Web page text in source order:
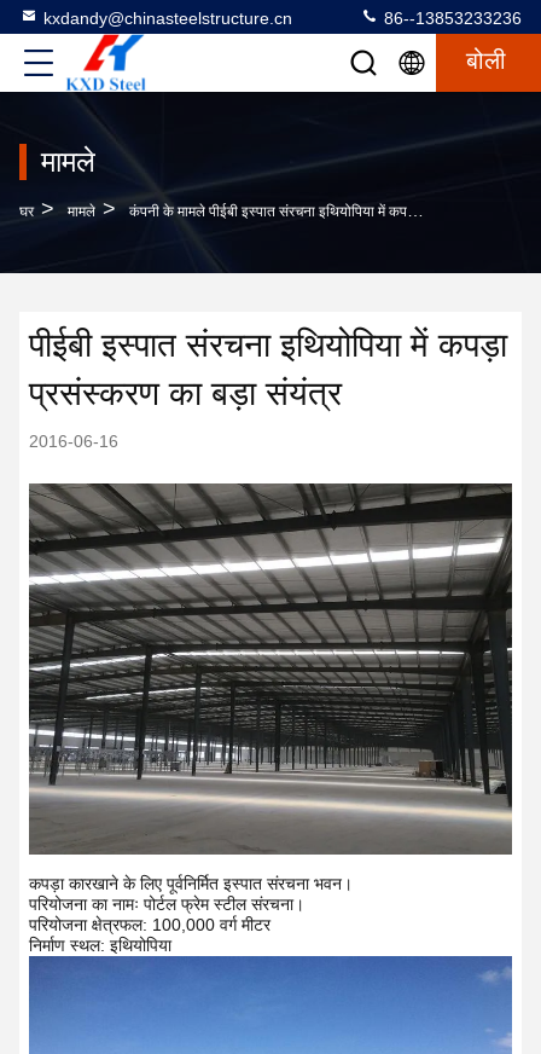
kxdandy@chinasteelstructure.cn 86--13853233236
बोली
मामले
घर > मामले > कंपनी के मामले पीईबी इस्पात संरचना इथियोपिया में कपड़ा प्रसंस्करण का बड़ा संयंत्र
पीईबी इस्पात संरचना इथियोपिया में कपड़ा
प्रसंस्करण का बड़ा संयंत्र
2016-06-16
कपड़ा कारखाने के लिए पूर्वनिर्मित इस्पात संरचना भवन।
परियोजना का नामः पोर्टल फ्रेम स्टील संरचना।
परियोजना क्षेत्रफल: 100,000 वर्ग मीटर
निर्माण स्थल: इथियोपिया